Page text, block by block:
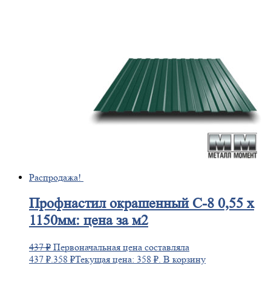
Распродажа!
Профнастилокрашенный С-8 0,55 х
1150мм: цена за м2
437₽ Первоначальная цена составляла
437 ₽.358 ₽Текущая цена: 358 ₽. В корзину